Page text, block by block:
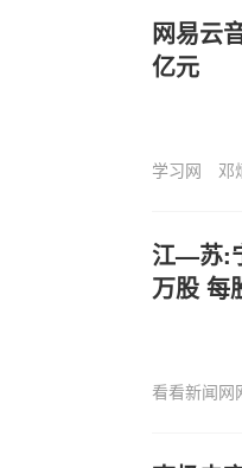
网易云
亿元
学习网 邓
江—苏:
万股 每
看看新闻网